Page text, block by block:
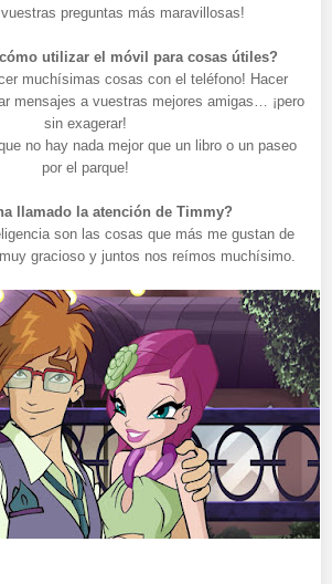
preguntas más maravillosas!
utilizar el móvil para cosas útiles?
muchísimas cosas con el teléfono! Hacer
mensajes a vuestras mejores amigas… ¡pero
sin exagerar!
no hay nada mejor que un libro o un paseo
por el parque!
llamado la atención de Timmy?
son las cosas que más me gustan de
gracioso y juntos nos reímos muchísimo.